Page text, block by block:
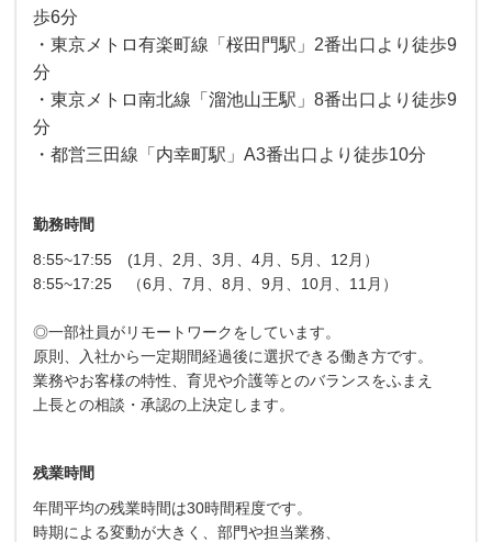
歩6分
・東京メトロ有楽町線「桜田門駅」2番出口より徒歩9
分
・東京メトロ南北線「溜池山王駅」8番出口より徒歩9
分
・都営三田線「内幸町駅」A3番出口より徒歩10分
勤務時間
8:55~17:55 (1月、2月、3月、4月、5月、12月）
8:55~17:25 （6月、7月、8月、9月、10月、11月）
◎一部社員がリモートワークをしています。
原則、入社から一定期間経過後に選択できる働き方です。
業務やお客様の特性、育児や介護等とのバランスをふまえ
上長との相談・承認の上決定します。
残業時間
年間平均の残業時間は30時間程度です。
時期による変動が大きく、部門や担当業務、